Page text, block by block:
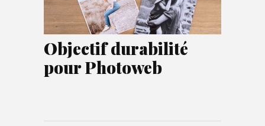
Objectif durabilité
pour Photoweb